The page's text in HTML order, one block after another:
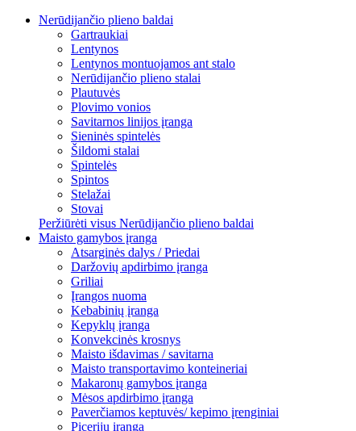
Nerūdijančio plieno baldai
Gartraukiai
Lentynos
Lentynos montuojamos ant stalo
Nerūdijančio plieno stalai
Plautuvės
Plovimo vonios
Savitarnos linijos įranga
Sieninės spintelės
Šildomi stalai
Spintelės
Spintos
Stelažai
Stovai
Peržiūrėti visus Nerūdijančio plieno baldai
Maisto gamybos įranga
Atsarginės dalys / Priedai
Daržovių apdirbimo įranga
Griliai
Įrangos nuoma
Kebabinių įranga
Kepyklų įranga
Konvekcinės krosnys
Maisto išdavimas / savitarna
Maisto transportavimo konteineriai
Makaronų gamybos įranga
Mėsos apdirbimo įranga
Paverčiamos keptuvės/ kepimo įrenginiai
Picerijų įranga